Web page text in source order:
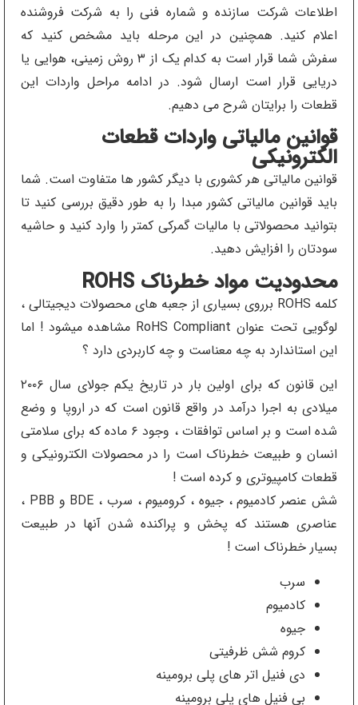
اطلاعات شرکت سازنده و شماره فنی را به شرکت فروشنده
اعلام کنید. همچنین در این مرحله باید مشخص کنید که
سفرش شما قرار است به کدام یک از ۳ روش زمینی، هوایی یا
دریایی قرار است ارسال شود. در ادامه مراحل واردات این
قطعات را برایتان شرح می دهیم.
قوانین مالیاتی واردات قطعات
الکترونیکی
قوانین مالیاتی هر کشوری با دیگر کشور ها متفاوت است. شما
باید قوانین مالیاتی کشور مبدا را به طور دقیق بررسی کنید تا
بتوانید محصولاتی با مالیات گمرکی کمتر را وارد کنید و حاشیه
سودتان را افزایش دهید.
محدودیت مواد خطرناک ROHS
کلمه ROHS برروی بسیاری از جعبه های محصولات دیجیتالی ،
لوگویی تحت عنوان RoHS Compliant مشاهده میشود ! اما
این استاندارد به چه معناست و چه کاربردی دارد ؟
این قانون که برای اولین بار در تاریخ یکم جولای سال ۲۰۰۶
میلادی به اجرا درآمد در واقع قانون است که در اروپا و وضع
شده است و بر اساس توافقات ، وجود ۶ ماده که برای سلامتی
انسان و طبیعت خطرناک است را در محصولات الکترونیکی و
قطعات کامپیوتری و کرده است !
شش عنصر کادمیوم ، جیوه ، کرومیوم ، سرب ، BDE و PBB ،
عناصری هستند که پخش و پراکنده شدن آنها در طبیعت
بسیار خطرناک است !
سرب
کادمیوم
جیوه
کروم شش ظرفیتی
دی فنیل اتر های پلی برومینه
بی فنیل های پلی برومینه